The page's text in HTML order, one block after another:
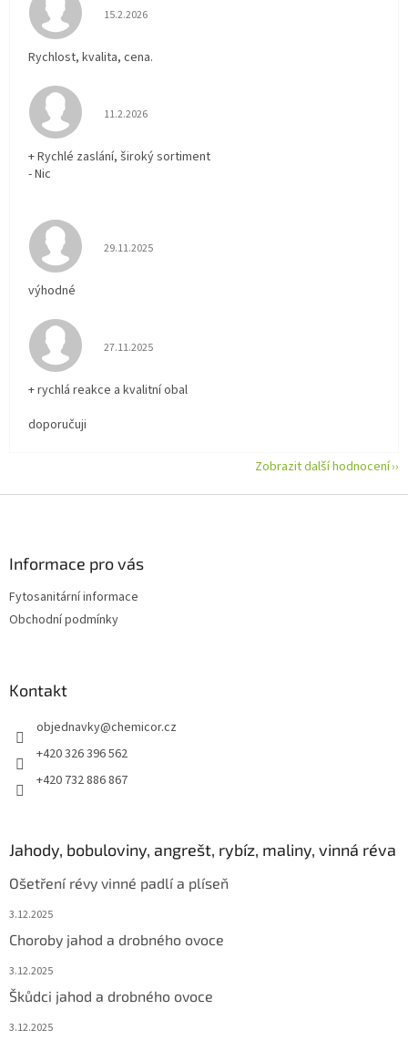
Hodnocení obchodu je 5 z 5 hvězdiček.
15.2.2026
Rychlost, kvalita, cena.
Hodnocení obchodu je 5 z 5 hvězdiček.
11.2.2026
+ Rychlé zaslání, široký sortiment
- Nic
Hodnocení obchodu je 5 z 5 hvězdiček.
29.11.2025
výhodné
Hodnocení obchodu je 5 z 5 hvězdiček.
27.11.2025
+ rychlá reakce a kvalitní obal
doporučuji
Zobrazit další hodnocení
Informace pro vás
Fytosanitární informace
Obchodní podmínky
Kontakt
objednavky@chemicor.cz
+420 326 396 562
+420 732 886 867
Jahody, bobuloviny, angrešt, rybíz, maliny, vinná réva
Ošetření révy vinné padlí a plíseň
3.12.2025
Choroby jahod a drobného ovoce
3.12.2025
Škůdci jahod a drobného ovoce
3.12.2025